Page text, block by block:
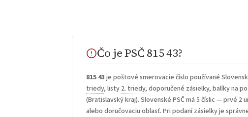
Čo je PSČ 815 43?
815 43 je poštové smerovacie číslo používané
triedy, listy 2. triedy, doporučené zásielky, balíky na
(Bratislavský kraj). Slovenské PSČ má 5 číslic — prvé 2
alebo doručovaciu oblasť. Pri podaní zásielky je